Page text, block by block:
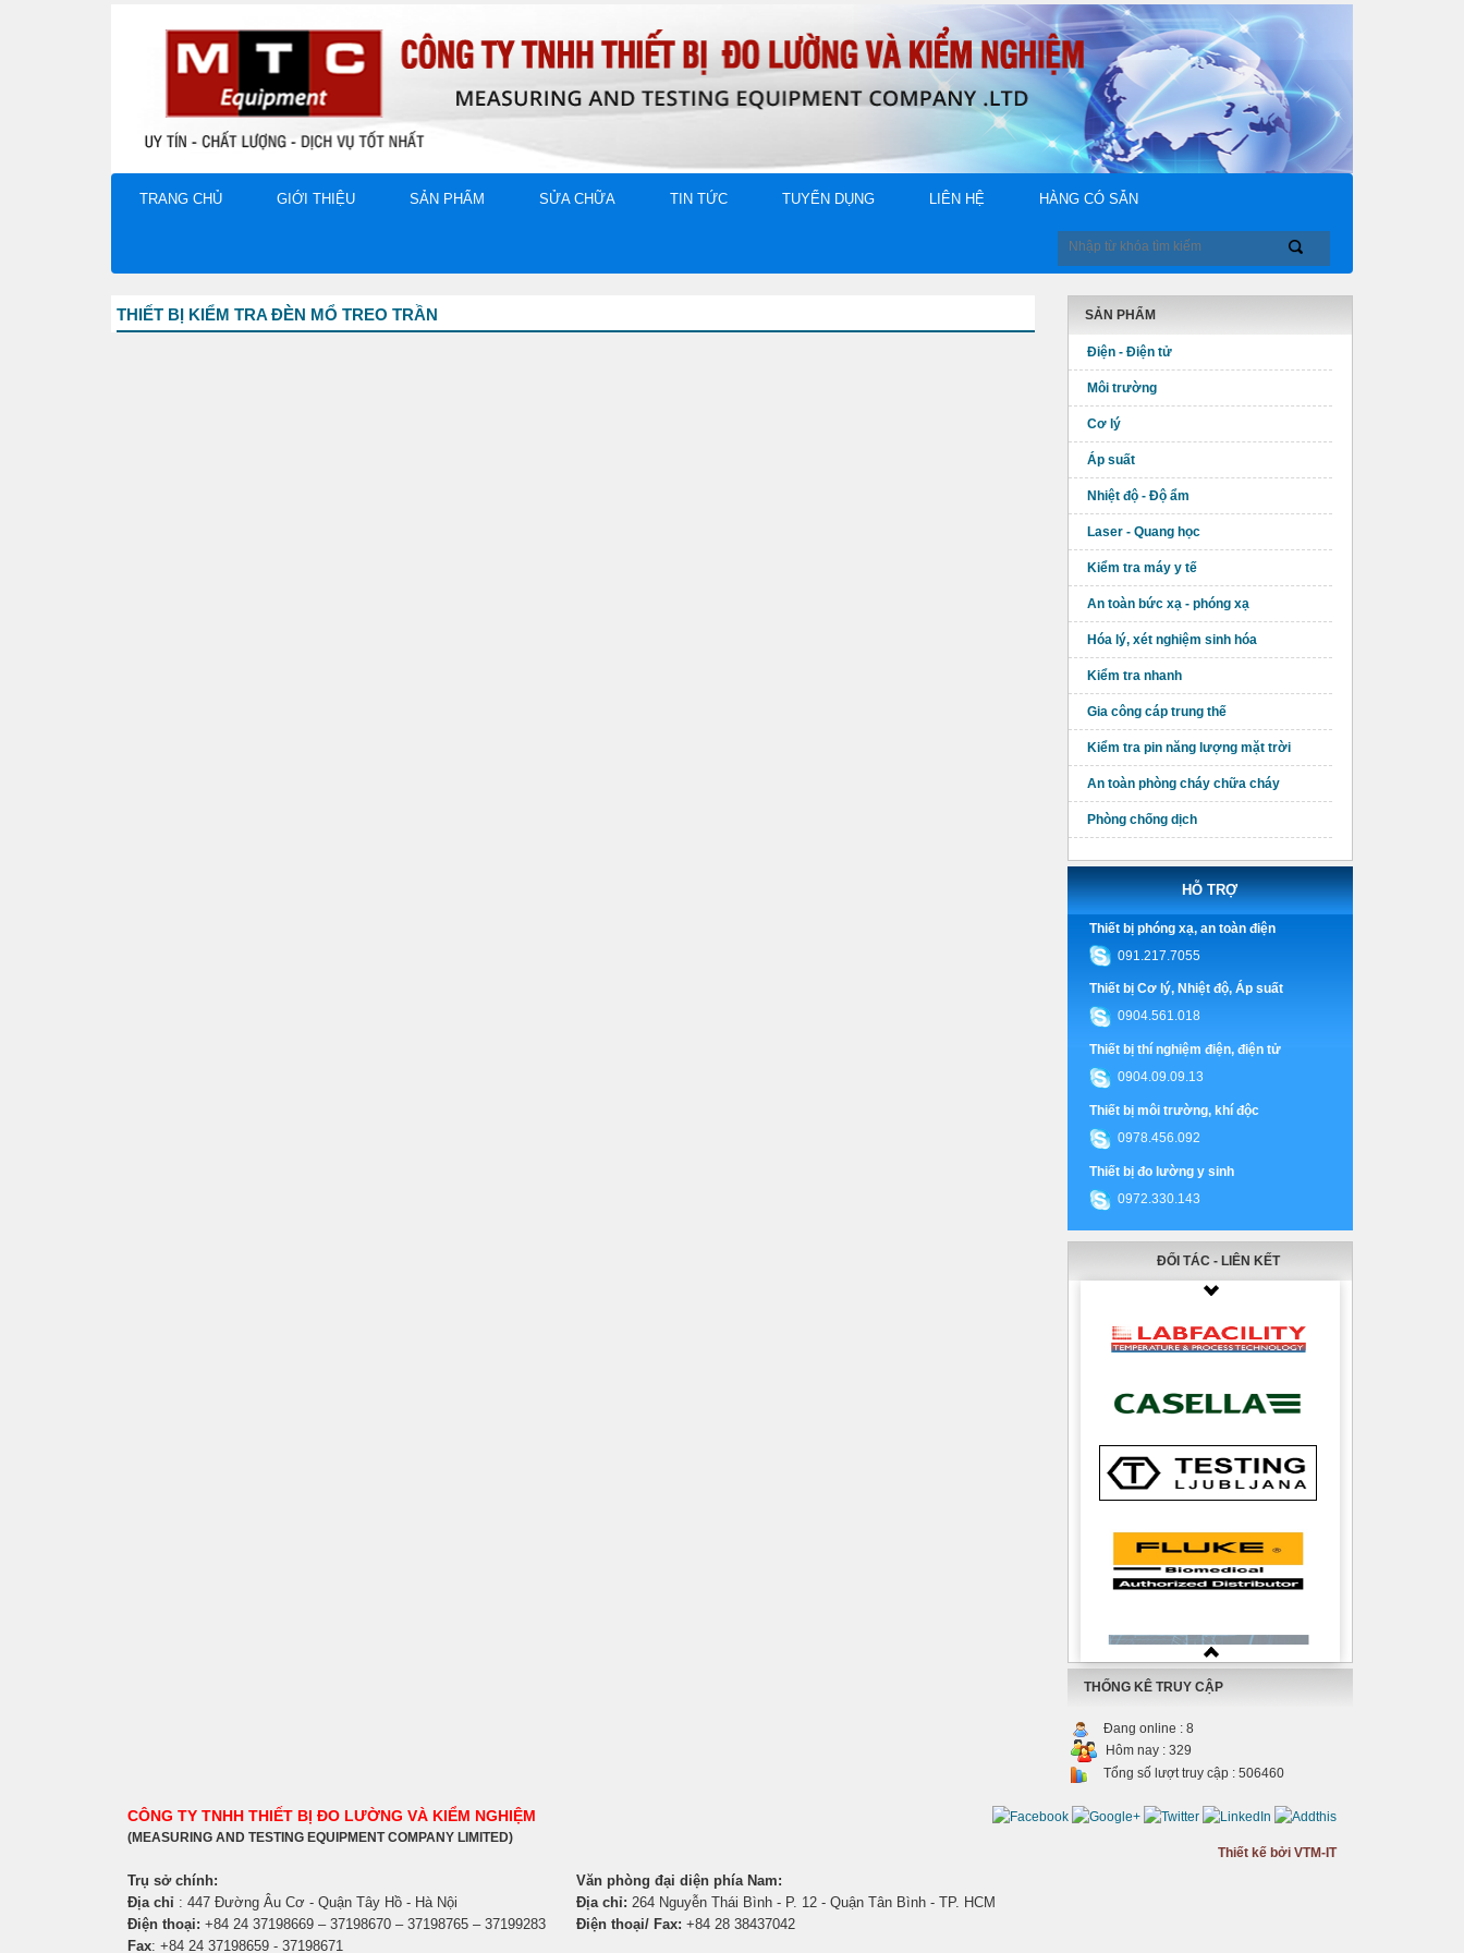
TRANG CHỦ GIỚI THIỆU SẢN PHẨM SỬA CHỮA TIN TỨC TUYỂN DỤNG LIÊN HỆ HÀNG CÓ SẴN
THIẾT BỊ KIỂM TRA ĐÈN MỔ TREO TRẦN SẢN PHẨM
Điện - Điện tử
Môi trường
Cơ lý
Áp suất
Nhiệt độ - Độ ẩm
Laser - Quang học
Kiểm tra máy y tế
An toàn bức xạ - phóng xạ
Hóa lý, xét nghiệm sinh hóa
Kiểm tra nhanh
Gia công cáp trung thế
Kiểm tra pin năng lượng mặt trời
An toàn phòng cháy chữa cháy
Phòng chống dịch
HỖ TRỢ
Thiết bị phóng xạ, an toàn điện
091.217.7055
Thiết bị Cơ lý, Nhiệt độ, Áp suất
0904.561.018
Thiết bị thí nghiệm điện, điện tử
0904.09.09.13
Thiết bị môi trường, khí độc
0978.456.092
Thiết bị đo lường y sinh
0972.330.143
ĐỐI TÁC - LIÊN KẾT
THỐNG KÊ TRUY CẬP
Đang online : 8
Hôm nay : 329
Tổng số lượt truy cập : 506460
CÔNG TY TNHH THIẾT BỊ ĐO LƯỜNG VÀ KIỂM NGHIỆM
(MEASURING AND TESTING EQUIPMENT COMPANY LIMITED)
Trụ sở chính:
Địa chỉ : 447 Đường Âu Cơ - Quận Tây Hồ - Hà Nội
Điện thoại: +84 24 37198669 – 37198670 – 37198765 – 37199283
Fax: +84 24 37198659 - 37198671
Văn phòng đại diện phía Nam:
Địa chỉ: 264 Nguyễn Thái Bình - P. 12 - Quận Tân Bình - TP. HCM
Điện thoại/ Fax: +84 28 38437042
Thiết kế bởi VTM-IT